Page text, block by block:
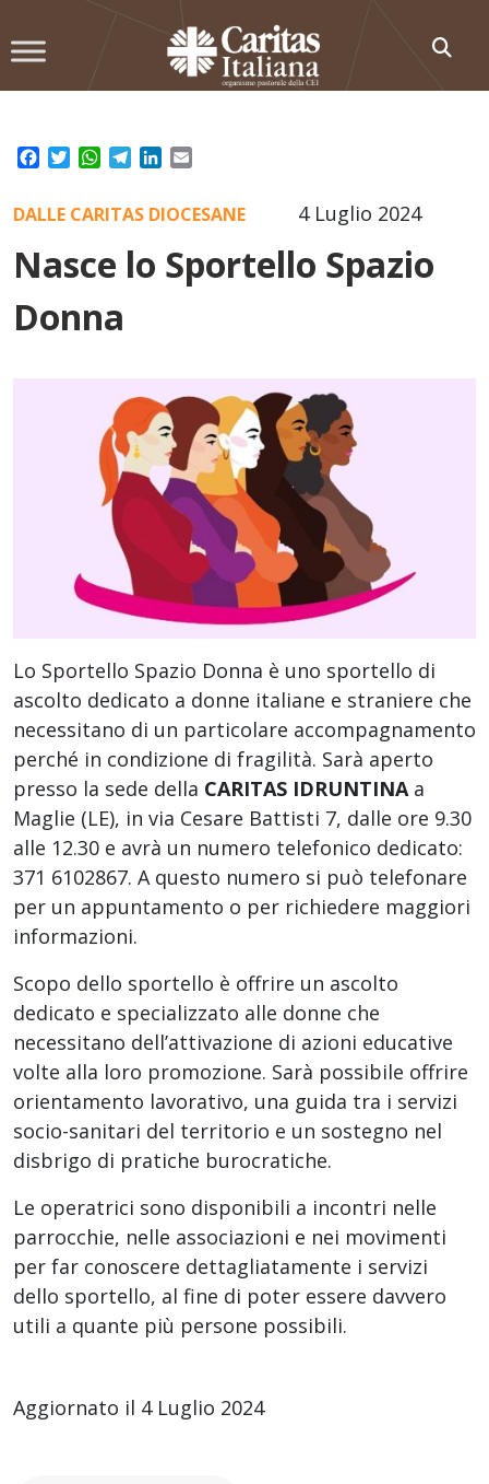
to
Facebook
TwitterWhatsApp
TelegramLinkedIn
4 Luglio 2024
DALLE CARITAS DIOCESANE
Nasce lo Sportello Spazio
Donna
Lo Sportello Spazio Donna è uno sportello di
ascolto dedicato a donne italiane e straniere che
necessitano di un particolare accompagnamento
perché in condizione di fragilità. Sarà aperto
presso la sede della CARITAS IDRUNTINA a
Maglie (LE), in via Cesare Battisti 7, dalle ore 9.30
alle 12.30 e avrà un numero telefonico dedicato:
371 6102867. A questo numero si può telefonare
per un appuntamento o per richiedere maggiori
informazioni.
Scopo dello sportello è offrire un ascolto
dedicato e specializzato alle donne che
necessitano dell’attivazione di azioni educative
volte alla loro promozione. Sarà possibile offrire
orientamento lavorativo, una guida tra i servizi
socio-sanitari del territorio e un sostegno nel
disbrigo di pratiche burocratiche.
Le operatrici sono disponibili a incontri nelle
parrocchie, nelle associazioni e nei movimenti
per far conoscere dettagliatamente i servizi
dello sportello, al fine di poter essere davvero
utili a quante più persone possibili.
Aggiornato il 4 Luglio 2024